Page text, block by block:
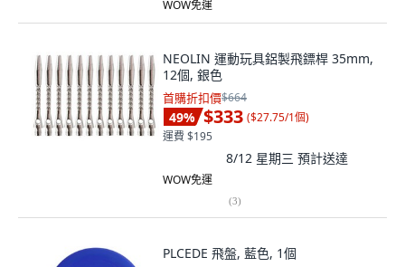
WOW免運
NEOLIN 運動玩具鋁製飛鏢桿 35mm,
12個, 銀色
首購折扣價$664
49% $333 ($27.75/1個)
運費 $195
8/12 星期三 預計送達
WOW免運
(3)
PLCEDE 飛盤, 藍色, 1個